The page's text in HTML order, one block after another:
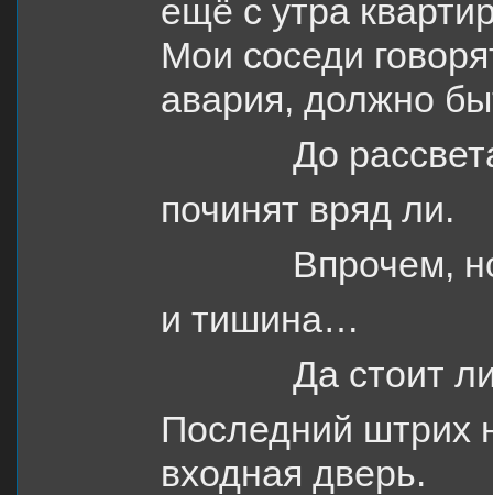
ещё с утра
Мои соседи
авария, должно
До
починят вряд ли.
Впрочем,
и тишина…
Да стоит
Последний штрих
входная дверь.